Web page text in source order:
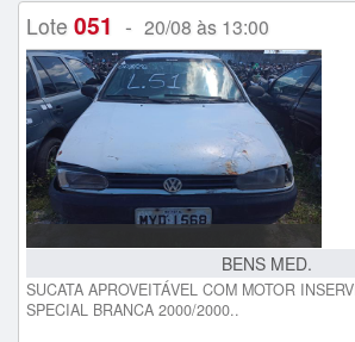
Lote 051 - 20/08 às 13:00
BENS MED.
SUCATA APROVEITÁVEL COM MOTOR
SPECIAL BRANCA 2000/2000..